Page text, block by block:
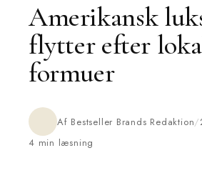
Amerikansk
flytter efter
formuer
Af Bestseller Brands Redaktion/
4 min læsning